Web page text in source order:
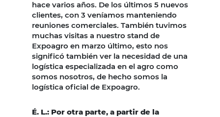
hace varios años. De los últimos 5 nuevos
clientes, con 3 veníamos manteniendo
reuniones comerciales. También tuvimos
muchas visitas a nuestro stand de
Expoagro en marzo último, esto nos
significó también ver la necesidad de una
logística especializada en el agro como
somos nosotros, de hecho somos la
logística oficial de Expoagro.
É. L.: Por otra parte, a partir de la